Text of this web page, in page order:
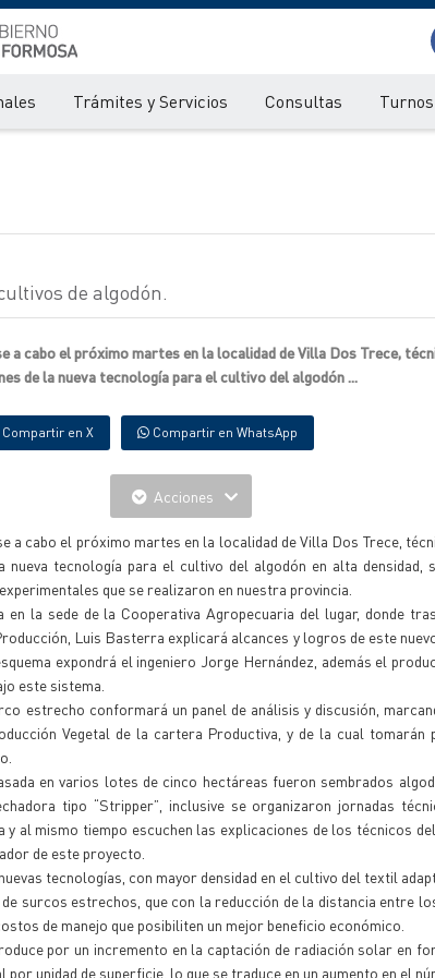
Trámites y Servicios Consultas Turnos
de algodón.
a cabo el próximo martes en la localidad de Villa Dos Trece,
de la nueva tecnología para el cultivo del algodón ...
Compartir en X Compartir en WhatsApp
Acciones
a cabo el próximo martes en la localidad de Villa Dos Trece,
tecnología para el cultivo del algodón en alta densidad,
que se realizaron en nuestra provincia.
la sede de la Cooperativa Agropecuaria del lugar, donde
Luis Basterra explicará alcances y logros de este
expondrá el ingeniero Jorge Hernández, además el
este sistema.
estrecho conformará un panel de análisis y discusión,
Vegetal de la cartera Productiva, y de la cual
en varios lotes de cinco hectáreas fueron sembrados
tipo “Stripper”, inclusive se organizaron jornadas
y al mismo tiempo escuchen las explicaciones de los técnicos
de este proyecto.
tecnologías, con mayor densidad en el cultivo del textil
surcos estrechos, que con la reducción de la distancia entre
de manejo que posibiliten un mejor beneficio económico.
por un incremento en la captación de radiación solar en
unidad de superficie, lo que se traduce en un aumento en el